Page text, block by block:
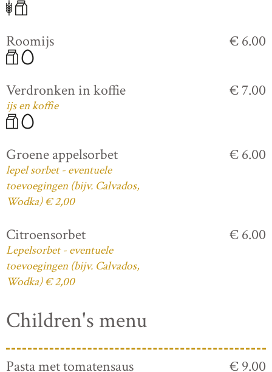
Roomijs € 6.00
Verdronken in koffie
ijs en koffie
€ 7.00
Groene appelsorbet
lepel sorbet - eventuele
toevoegingen (bijv. Calvados,
Wodka) € 2,00
€ 6.00
Citroensorbet
Lepelsorbet - eventuele
toevoegingen (bijv. Calvados,
Wodka) € 2,00
€ 6.00
Children's menu
Pasta met tomatensaus € 9.00